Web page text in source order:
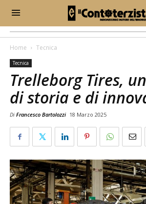
Home Tecnica
Tecnica
Trelleborg Tires,
di storia e di
Di Francesco Bartolozzi 18 Marzo 2025